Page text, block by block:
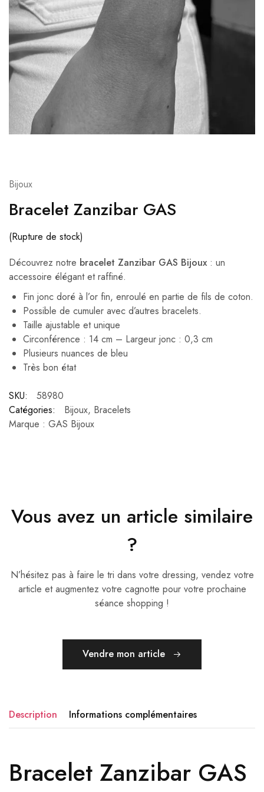
Bijoux
Bracelet Zanzibar GAS
(Rupture de stock)
Découvrez notre bracelet Zanzibar GAS Bijoux: un
accessoire élégant et raffiné.
Fin jonc doré à l’or fin, enroulé en partie de fils de coton.
Possible de cumuler avec d’autres bracelets.
Taille ajustable et unique
Circonférence : 14 cm – Largeur jonc : 0,3 cm
Plusieurs nuances de bleu
Très bon état
SKU:
58980
Catégories:
Bijoux, Bracelets
Marque : GAS Bijoux
Vous avez un article similaire
?
N’hésitez pas à faire le tri dans votre dressing, vendez votre
article et augmentez votre cagnotte pour votre prochaine
séance shopping !
Vendre mon article
Description Informations complémentaires
Bracelet Zanzibar GAS